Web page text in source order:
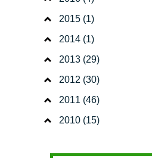
2015 (1)
2014 (1)
2013 (29)
2012 (30)
2011 (46)
2010 (15)